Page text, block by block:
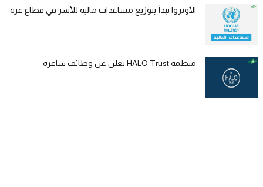
الأونروا تبدأ بتوزيع مساعدات مالية للأسر في قطاع غزة
منظمة HALO Trust تعلن عن وظائف شاغرة